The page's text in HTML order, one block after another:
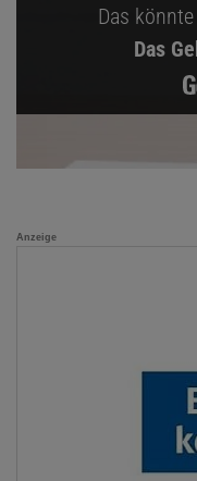
Das
Das
Anzeige